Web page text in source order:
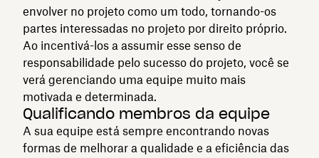
envolver no projeto como um todo, tornando-os
partes interessadas no projeto por direito próprio.
Ao incentivá-los a assumir esse senso de
responsabilidade pelo sucesso do projeto, você se
verá gerenciando uma equipe muito mais
motivada e determinada.
Qualificando membros da equipe
A sua equipe está sempre encontrando novas
formas de melhorar a qualidade e a eficiência das